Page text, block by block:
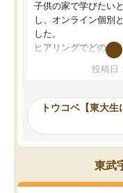
子供の家で学びたい
し、オンライン個別
した。
ヒアリングでどのよ
か、オプションは付
事が出来ました。
ーティングを行い、
見てから講師を決定
す。
うちの子は、初回面
投稿日
トウコベ【東大
東武